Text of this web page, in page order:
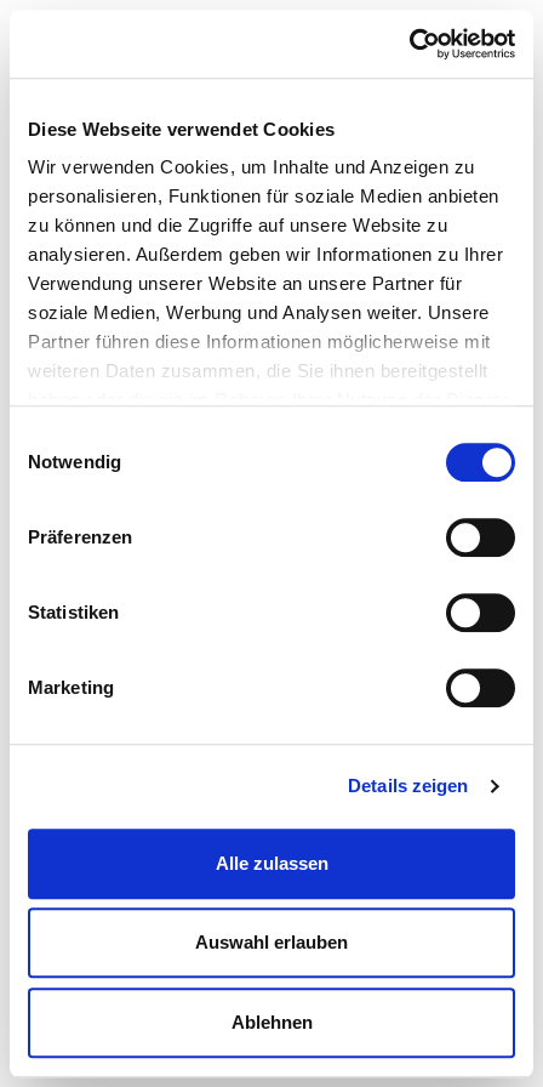
Diese Webseite verwendet Cookies
Wir verwenden Cookies, um Inhalte und Anzeigen zu
personalisieren, Funktionen für soziale Medien anbieten
zu können und die Zugriffe auf unsere Website zu
analysieren. Außerdem geben wir Informationen zu Ihrer
Verwendung unserer Website an unsere Partner für
soziale Medien, Werbung und Analysen weiter. Unsere
Partner führen diese Informationen möglicherweise mit
weiteren Daten zusammen, die Sie ihnen bereitgestellt
Notwendig
Präferenzen
Statistiken
Marketing
Details zeigen
Alle zulassen
Auswahl erlauben
Ablehnen